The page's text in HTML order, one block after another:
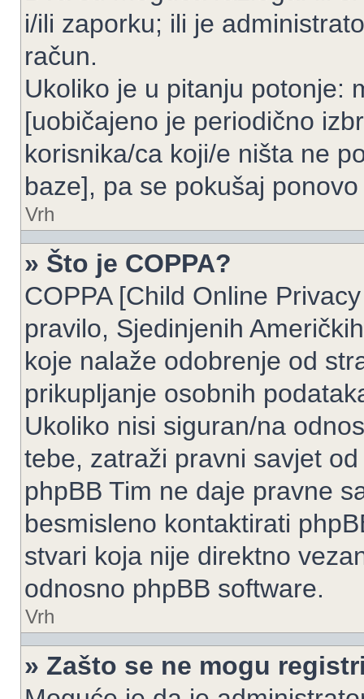
i/ili zaporku; ili je
račun.
Ukoliko je u pitanju potonje:
[uobičajeno je periodično
korisnika/ca koji/e ništa ne
baze], pa se pokušaj
Vrh
» Što je COPPA?
COPPA [Child Online
pravilo, Sjedinjenih
koje nalaže odobrenje od
prikupljanje osobnih
Ukoliko nisi siguran/na
tebe, zatraži pravni savjet
phpBB Tim ne daje pravne
besmisleno kontaktirati
stvari koja nije direktno
odnosno phpBB software.
Vrh
» Zašto se ne mogu